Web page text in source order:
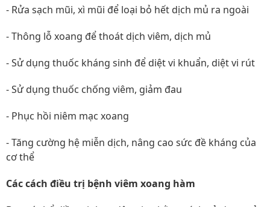
- Rửa sạch mũi, xì mũi để loại bỏ hết dịch mủ ra ngoài
- Thông lỗ xoang để thoát dịch viêm, dịch mủ
- Sử dụng thuốc kháng sinh để diệt vi khuẩn, diệt vi rút
- Sử dụng thuốc chống viêm, giảm đau
- Phục hồi niêm mạc xoang
- Tăng cường hệ miễn dịch, nâng cao sức đề kháng của
cơ thể
Các cách điều trị bệnh viêm xoang hàm